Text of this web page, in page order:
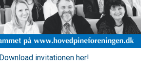
Download invitationen her!